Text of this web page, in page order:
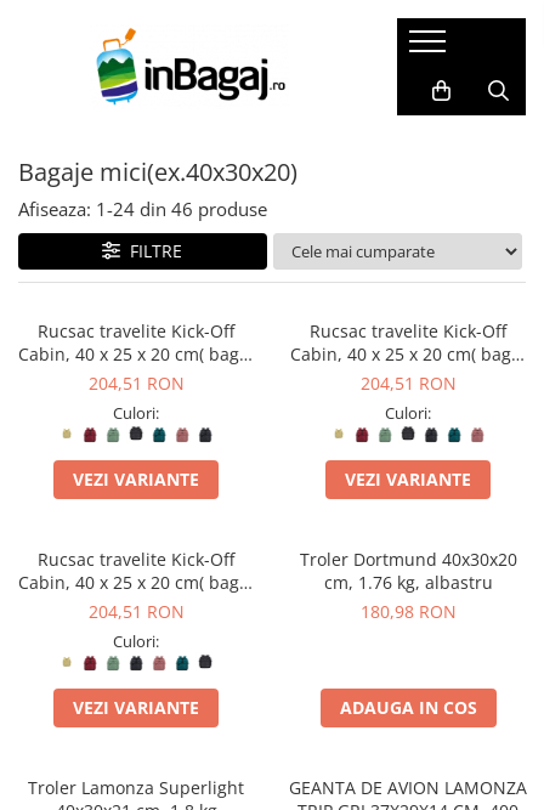
Bagaje
Trolere de cală mari
Trolere de cală medii
Trolere de cabină
Bagaje Premium
Bagaje pentru copii
Bagaje mici(ex.40x30x20)
SET Trolere
Genti de dama
Genti de voiaj
Rucsacuri
Huse troler
Business Travel
Borsete
Resigilate
Reduceri bagaje
Accesorii
Huse pasaport
Masca de somn
Perne de calatorie
Dopuri de urechi
Portofele de calatorie
Set produse
Adaptoare priza
Acumulatori externi
Genti pentru cosmetice
Altele
Cadouri
Seturi cadou
Carduri cadou
Agende de travel
Cadouri pentru EA
Cadouri pentru EL
Bagaje mici(ex.40x30x20)
Afiseaza: 1-24 din 46 produse
FILTRE
Rucsac travelite Kick-Off
Cabin, 40 x 25 x 20 cm( bagaj
permis gratuit la companii
204,51 RON
Culori:
VEZI VARIANTE
Rucsac travelite Kick-Off
Cabin, 40 x 25 x 20 cm( bagaj
permis gratuit la companii
204,51 RON
Culori:
VEZI VARIANTE
Rucsac travelite Kick-Off
Cabin, 40 x 25 x 20 cm( bagaj
permis gratuit la companii
204,51 RON
Culori:
VEZI VARIANTE
Troler Dortmund 40x30x20
cm, 1.76 kg, albastru
180,98 RON
ADAUGA IN COS
Troler Lamonza Superlight
GEANTA DE AVION LAMONZA